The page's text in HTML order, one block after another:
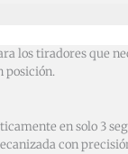
los tiradores que
posición.
en solo 3
con